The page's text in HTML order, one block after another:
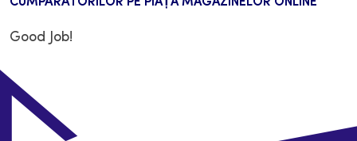
Good Job!